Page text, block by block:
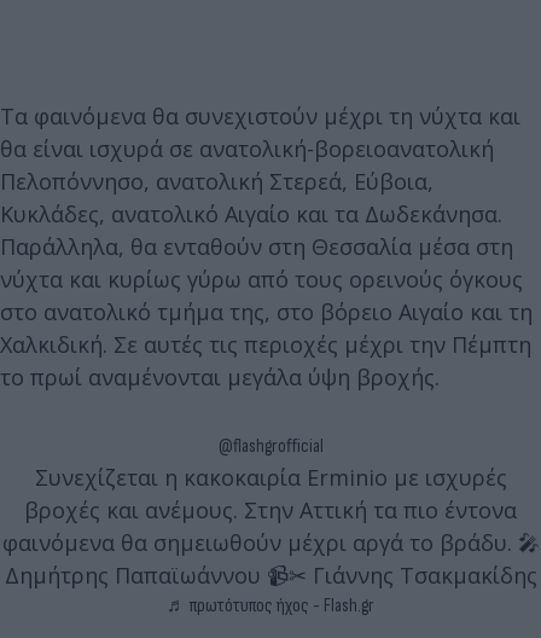
Τα φαινόμενα θα συνεχιστούν μέχρι τη νύχτα και
θα είναι ισχυρά σε ανατολική-βορειοανατολική
Πελοπόννησο, ανατολική Στερεά, Εύβοια,
Κυκλάδες, ανατολικό Αιγαίο και τα Δωδεκάνησα.
Παράλληλα, θα ενταθούν στη Θεσσαλία μέσα στη
νύχτα και κυρίως γύρω από τους ορεινούς όγκους
στο ανατολικό τμήμα της, στο βόρειο Αιγαίο και τη
Χαλκιδική. Σε αυτές τις περιοχές μέχρι την Πέμπτη
το πρωί αναμένονται μεγάλα ύψη βροχής.
@flashgrofficial
Συνεχίζεται η κακοκαιρία Erminio με ισχυρές
βροχές και ανέμους. Στην Αττική τα πιο έντονα
φαινόμενα θα σημειωθούν μέχρι αργά το βράδυ. 🎤
Δημήτρης Παπαϊωάννου 📹✂ Γιάννης Τσακμακίδης
♬ πρωτότυπος ήχος - Flash.gr